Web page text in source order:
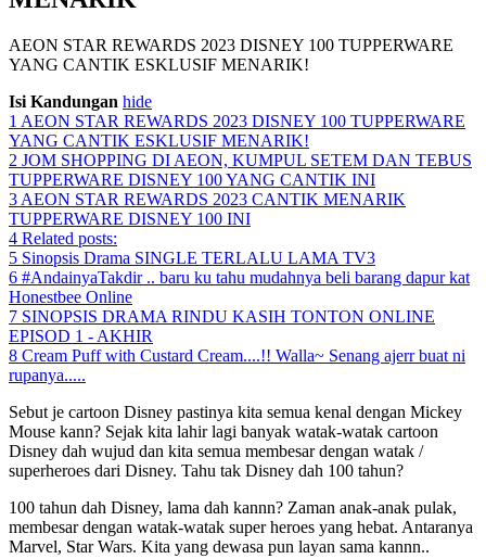
AEON STAR REWARDS 2023 DISNEY 100 TUPPERWARE
YANG CANTIK ESKLUSIF MENARIK!
Isi Kandungan hide
1 AEON STAR REWARDS 2023 DISNEY 100 TUPPERWARE
YANG CANTIK ESKLUSIF MENARIK!
2 JOM SHOPPING DI AEON, KUMPUL SETEM DAN TEBUS
TUPPERWARE DISNEY 100 YANG CANTIK INI
3 AEON STAR REWARDS 2023 CANTIK MENARIK
TUPPERWARE DISNEY 100 INI
4 Related posts:
5 Sinopsis Drama SINGLE TERLALU LAMA TV3
6 #AndainyaTakdir .. baru ku tahu mudahnya beli barang dapur kat
Honestbee Online
7 SINOPSIS DRAMA RINDU KASIH TONTON ONLINE
EPISOD 1 - AKHIR
8 Cream Puff with Custard Cream....!! Walla~ Senang ajerr buat ni
rupanya.....
Sebut je cartoon Disney pastinya kita semua kenal dengan Mickey
Mouse kann? Sejak kita lahir lagi banyak watak-watak cartoon
Disney dah wujud dan kita semua membesar dengan watak /
superheroes dari Disney. Tahu tak Disney dah 100 tahun?
100 tahun dah Disney, lama dah kannn? Zaman anak-anak pulak,
membesar dengan watak-watak super heroes yang hebat. Antaranya
Marvel, Star Wars. Kita yang dewasa pun layan sama kannn..